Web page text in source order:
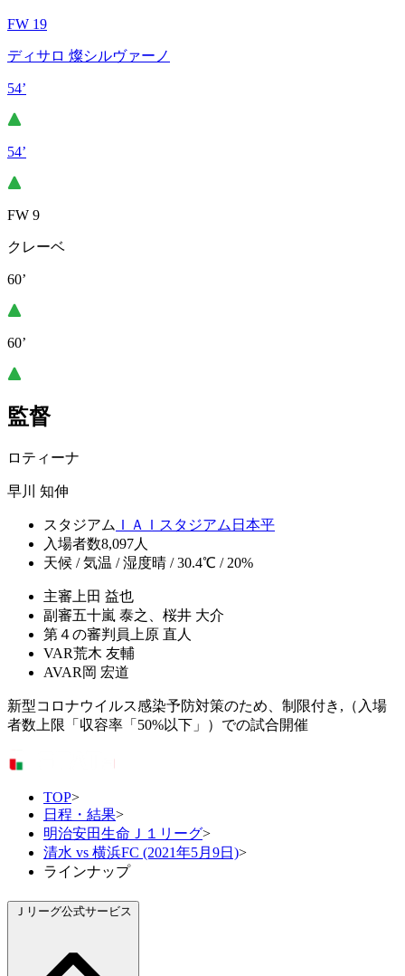
FW 19
ディサロ 燦シルヴァーノ
54’
54’
FW 9
クレーベ
60’
60’
監督
ロティーナ
早川 知伸
スタジアム ＩＡＩスタジアム日本平
入場者数8,097人
天候 / 気温 / 湿度晴 / 30.4℃ / 20%
主審 上田 益也
副審五十嵐 泰之、桜井 大介
第４の審判員 上原 直人
VAR荒木 友輔
AVAR 岡 宏道
新型コロナウイルス感染予防対策のため、制限付き,（入場
者数上限「収容率「50%以下」）での試合開催
TOP>
日程・結果>
明治安田生命Ｊ１リーグ>
清水 vs 横浜FC (2021年5月9日)>
ラインナップ
Ｊリーグ公式サービス